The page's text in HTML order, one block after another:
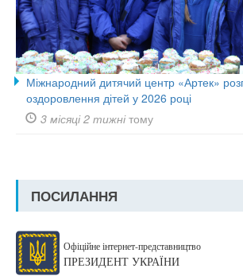
Міжнародний дитячий центр «Артек»
оздоровлення дітей у 2026 році
3 місяці 2 тижнітому
ПОСИЛАННЯ
Офіційне інтернет-представництво
ПРЕЗИДЕНТ УКРАЇНИ